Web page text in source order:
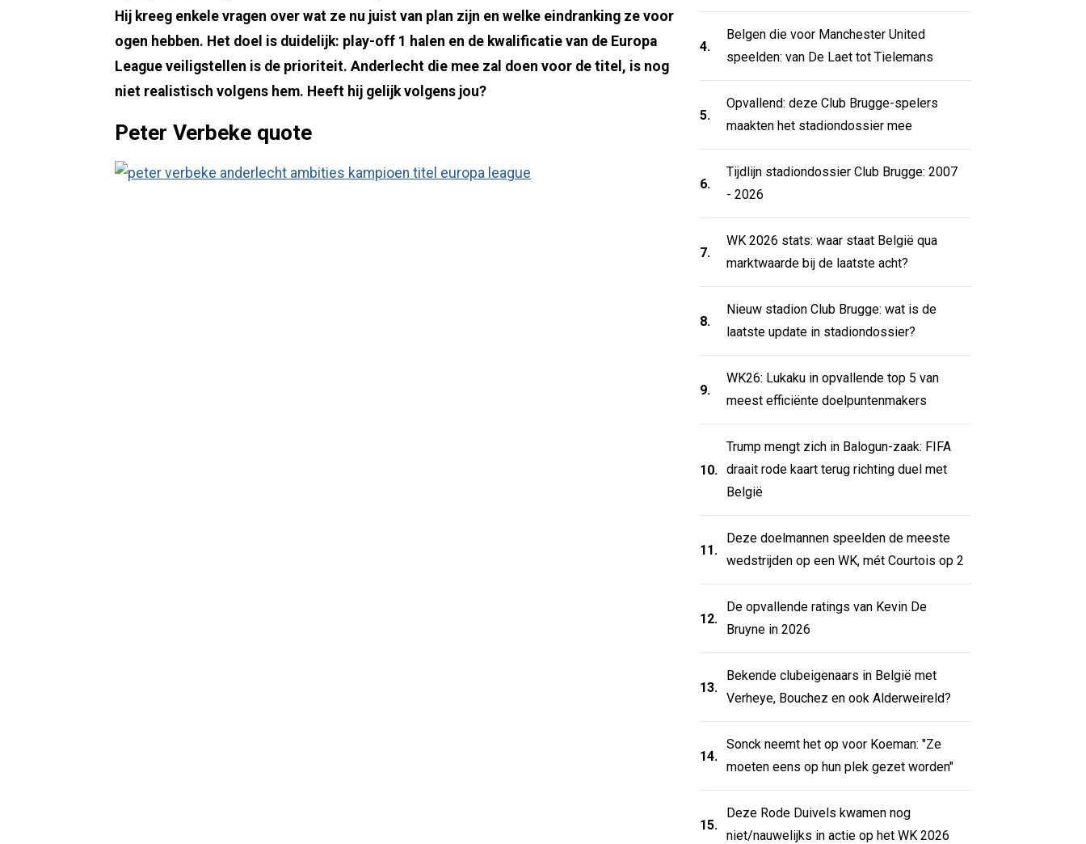
Hij kreeg enkele vragen over wat ze nu juist van plan zijn en welke eindranking ze voor
ogen hebben. Het doel is duidelijk: play-off 1 halen en de kwalificatie van de Europa
League veiligstellen is de prioriteit. Anderlecht die mee zal doen voor de titel, is nog
niet realistisch volgens hem. Heeft hij gelijk volgens jou?
Peter Verbeke quote
4.
Belgen die voor Manchester United
speelden: van De Laet tot Tielemans
5.
Opvallend: deze Club Brugge-spelers
maakten het stadiondossier mee
6.
Tijdlijn stadiondossier Club Brugge: 2007
- 2026
7.
WK 2026 stats: waar staat België qua
marktwaarde bij de laatste acht?
8.
Nieuw stadion Club Brugge: wat is de
laatste update in stadiondossier?
9.
WK26: Lukaku in opvallende top 5 van
meest efficiënte doelpuntenmakers
10.
Trump mengt zich in Balogun-zaak: FIFA
draait rode kaart terug richting duel met
België
11.
Deze doelmannen speelden de meeste
wedstrijden op een WK, mét Courtois op 2
12.
De opvallende ratings van Kevin De
Bruyne in 2026
13.
Bekende clubeigenaars in België met
Verheye, Bouchez en ook Alderweireld?
14.
Sonck neemt het op voor Koeman: "Ze
moeten eens op hun plek gezet worden"
15.
Deze Rode Duivels kwamen nog
niet/nauwelijks in actie op het WK 2026